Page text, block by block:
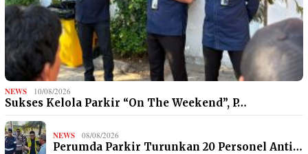
NEWS 10/08/2026
Sukses Kelola Parkir “On The Weekend”, P…
NEWS 08/08/2026
Perumda Parkir Turunkan 20 Personel Anti…